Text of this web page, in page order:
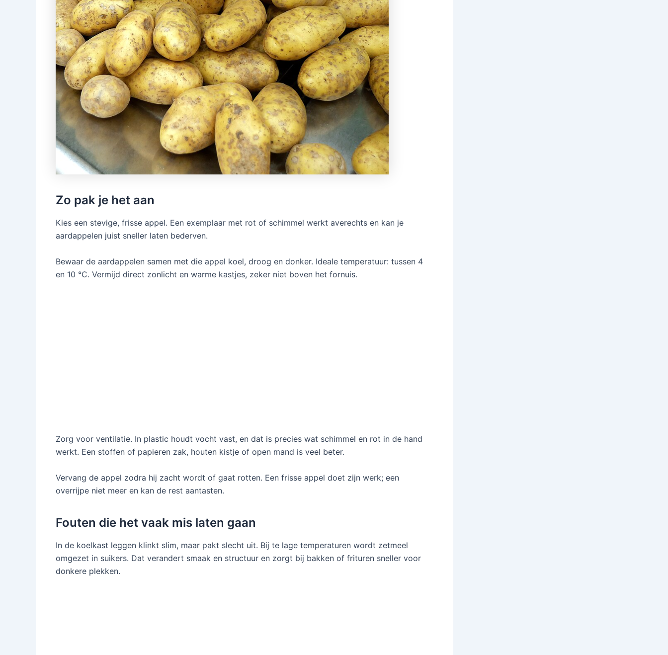
Zo pak je het aan
Kies een stevige, frisse appel. Een exemplaar met rot of schimmel werkt averechts en kan je
aardappelen juist sneller laten bederven.
Bewaar de aardappelen samen met die appel koel, droog en donker. Ideale temperatuur: tussen 4
en 10 °C. Vermijd direct zonlicht en warme kastjes, zeker niet boven het fornuis.
Zorg voor ventilatie. In plastic houdt vocht vast, en dat is precies wat schimmel en rot in de hand
werkt. Een stoffen of papieren zak, houten kistje of open mand is veel beter.
Vervang de appel zodra hij zacht wordt of gaat rotten. Een frisse appel doet zijn werk; een
overrijpe niet meer en kan de rest aantasten.
Fouten die het vaak mis laten gaan
In de koelkast leggen klinkt slim, maar pakt slecht uit. Bij te lage temperaturen wordt zetmeel
omgezet in suikers. Dat verandert smaak en structuur en zorgt bij bakken of frituren sneller voor
donkere plekken.